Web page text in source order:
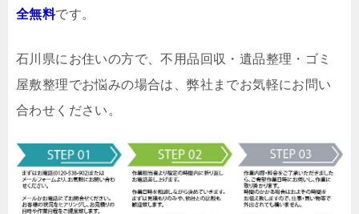
全無料です。
石川県にお住いの方で、不用品回収・遺品整理・ゴミ
屋敷整理でお悩みの場合は、弊社までお気軽にお問い
合わせください。